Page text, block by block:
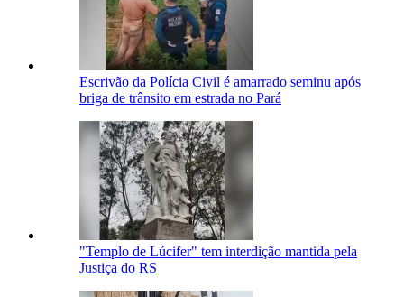
Escrivão da Polícia Civil é amarrado seminu após
briga de trânsito em estrada no Pará
"Templo de Lúcifer" tem interdição mantida pela
Justiça do RS